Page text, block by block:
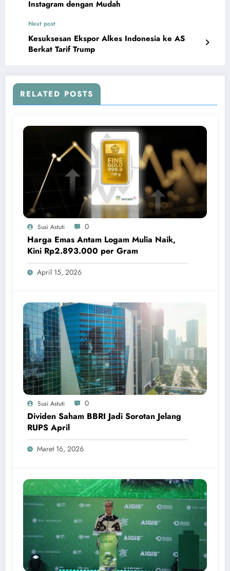
Instagram dengan Mudah
Next post
Kesuksesan Ekspor Alkes Indonesia ke AS
Berkat Tarif Trump
RELATED POSTS
Susi Astuti 0
Harga Emas Antam Logam Mulia Naik,
Kini Rp2.893.000 per Gram
April 15, 2026
Susi Astuti 0
Dividen Saham BBRI Jadi Sorotan Jelang
RUPS April
Maret 16, 2026